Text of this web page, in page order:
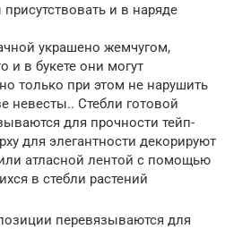
и в наряде
украшено жемчугом,
и в букете они могут
только при этом не нарушить
невесты.. Стебли готовой
для прочности тейп-
для элегантности декорируют
атласной лентой с помощью
в стебли растений
перевязываются для